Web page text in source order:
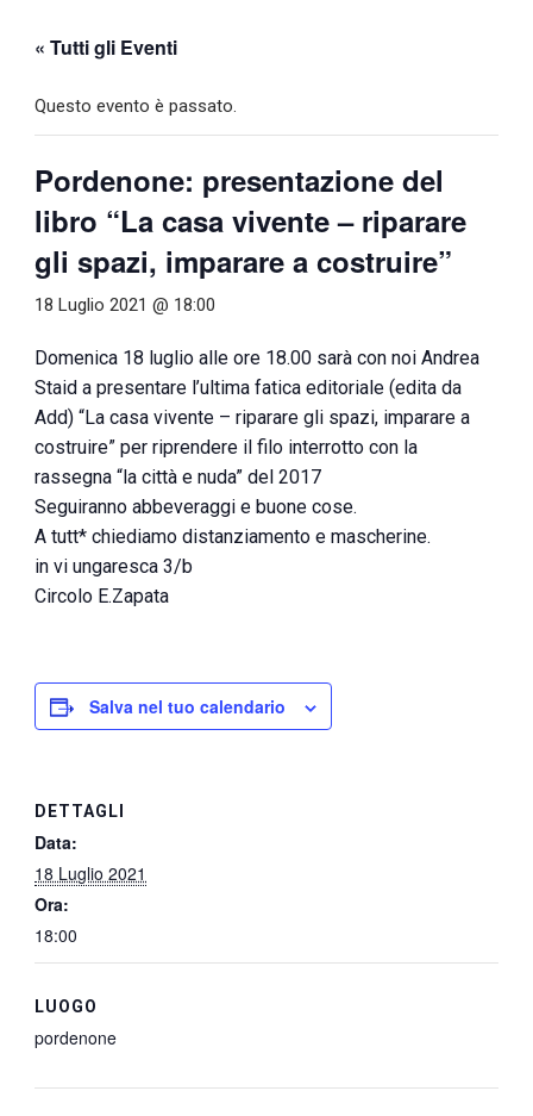
« Tutti gli Eventi
Questo evento è passato.
Pordenone: presentazione del
libro “La casa vivente – riparare
gli spazi, imparare a costruire”
18 Luglio 2021 @ 18:00
Domenica 18 luglio alle ore 18.00 sarà con noi Andrea
Staid a presentare l’ultima fatica editoriale (edita da
Add) “La casa vivente – riparare gli spazi, imparare a
costruire” per riprendere il filo interrotto con la
rassegna “la città e nuda” del 2017
Seguiranno abbeveraggi e buone cose.
A tutt* chiediamo distanziamento e mascherine.
in vi ungaresca 3/b
Circolo E.Zapata
Salva nel tuo calendario
DETTAGLI
Data:
18 Luglio 2021
Ora:
18:00
LUOGO
pordenone